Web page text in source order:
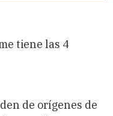
tiene las 4
de orígenes de